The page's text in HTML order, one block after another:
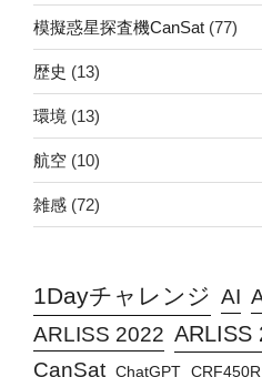
模擬惑星探査機CanSat (77)
歴史 (13)
環境 (13)
航空 (10)
雑感 (72)
1Dayチャレンジ AI
ARLISS 2022 ARLISS
CanSat ChatGPT CRF450R